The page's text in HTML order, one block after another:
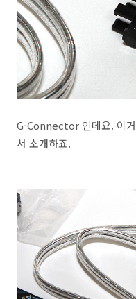
G-Connector 인데요. 이
서 소개하죠.